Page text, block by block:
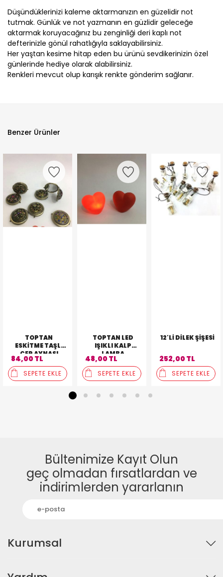
Düşündüklerinizi kaleme aktarmanızın en güzelidir not
tutmak. Günlük ve not yazmanın en güzlidir geleceğe
aktarmak koruyacağınız bu zenginliği deri kaplı not
defterinizle gönül rahatlığıyla saklayabilirsiniz.
Her yaştan kesime hitap eden bu ürünü sevdikerinizin özel
günlerinde hediye olarak alabilirsiniz.
Renkleri mevcut olup karışık renkte gönderim sağlanır.
Benzer Ürünler
TOPTAN
ESKITME TAŞLI
CEP AYNASI
84,00 TL
SEPETE EKLE
TOPTAN LED
IŞIKLI KALP
LAMBA
48,00 TL
SEPETE EKLE
12'LI DILEK ŞIŞESI
252,00 TL
SEPETE EKLE
2 3 4 5 6 7
Bültenimize Kayıt Olun
geç olmadan fırsatlardan ve
indirimlerden yararlanın
Kurumsal